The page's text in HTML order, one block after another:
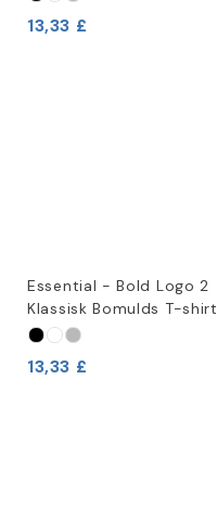
13,33 £
Essential - Bold Logo 2
Klassisk Bomulds T-shirt
13,33 £